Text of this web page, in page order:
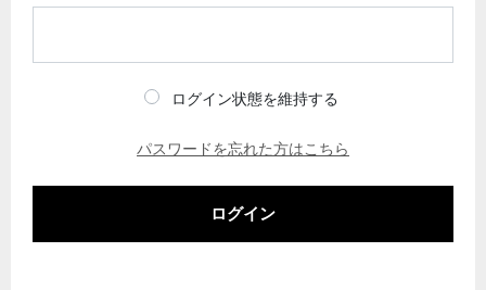
ログイン状態を維持する
パスワードを忘れた方はこちら
ログイン